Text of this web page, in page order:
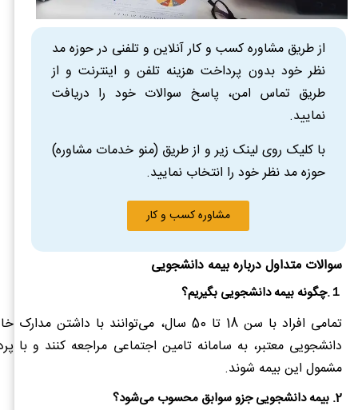
از طریق مشاوره کسب و کار آنلاین و تلفنی در حوزه مد
نظر خود بدون پرداخت هزینه تلفن و اینترنت و از
طریق تماس امن، پاسخ سوالات خود را دریافت
نمایید.
با کلیک روی لینک زیر و از طریق (منو خدمات مشاوره)
حوزه مد نظر خود را انتخاب نمایید.
مشاوره کسب و کار
سوالات متداول درباره بیمه دانشجویی
１.چگونه بیمه دانشجویی بگیریم؟
تمامی افراد با سن 18 تا 50 سال، می‌توانند با
دانشجویی معتبر، به سامانه تامین اجتماعی مراجعه کنند و با
مشمول این بیمه شوند.
2. بیمه دانشجویی جزو سوابق محسوب می‌شود؟